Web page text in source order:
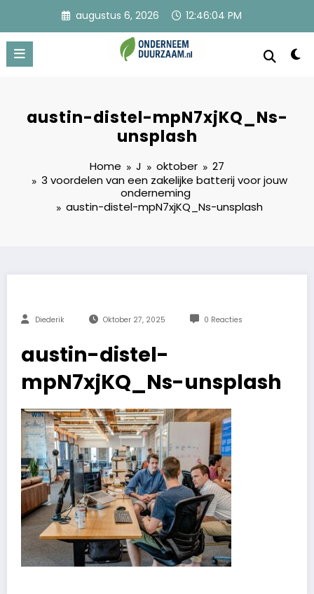
de
inhoud
augustus 6, 2026 12:46:05 PM
austin-distel-mpN7xjKQ_Ns-
unsplash
Home J oktober
27
3 voordelen van een zakelijke batterij voor jouw
onderneming
austin-distel-mpN7xjKQ_Ns-unsplash
Diederik Oktober 27, 2025 0 Reacties
austin-distel-
mpN7xjKQ_Ns-unsplash